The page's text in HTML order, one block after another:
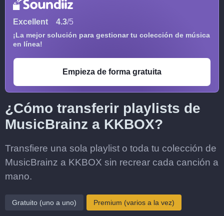
Excellent 4.3/5
¡La mejor solución para gestionar tu colección de música
en línea!
Empieza de forma gratuita
¿Cómo transferir playlists de
MusicBrainz a KKBOX?
Transfiere una sola playlist o toda tu colección de
MusicBrainz a KKBOX sin recrear cada canción a
mano.
Gratuito (uno a uno) Premium (varios a la vez)